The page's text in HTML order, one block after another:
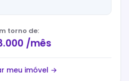
torno de:
/mês
meu imóvel →